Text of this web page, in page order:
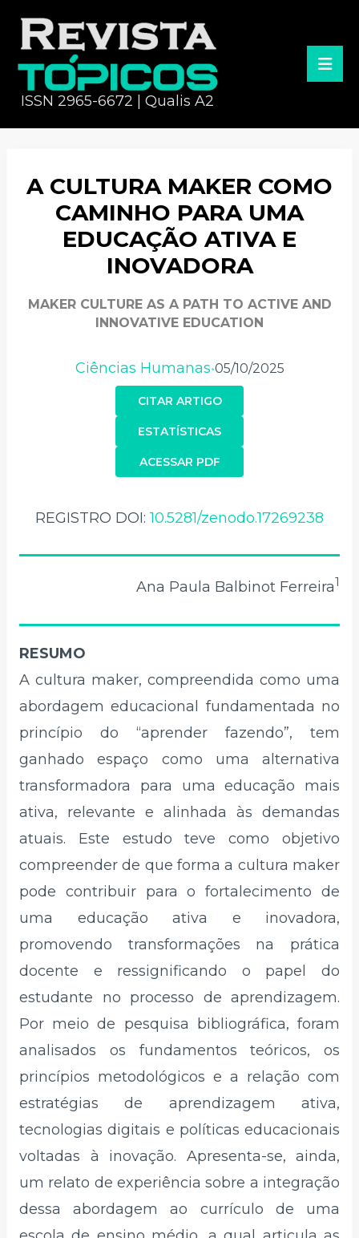
ISSN 2965-6672 | Qualis A2
A CULTURA MAKER COMO
CAMINHO PARA UMA
EDUCAÇÃO ATIVA E
INOVADORA
MAKER CULTURE AS A PATH TO ACTIVE AND
INNOVATIVE EDUCATION
Ciências Humanas•05/10/2025
CITAR ARTIGO
ACESSAR PDF
ESTATÍSTICAS
REGISTRO DOI:10.5281/zenodo.17269238
Ana Paula Balbinot Ferreira1
RESUMO
A cultura maker, compreendida como uma
abordagem educacional fundamentada no
princípio do “aprender fazendo”, tem
ganhado espaço como uma alternativa
transformadora para uma educação mais
ativa, relevante e alinhada às demandas
atuais. Este estudo teve como objetivo
compreender de que forma a cultura maker
pode contribuir para o fortalecimento de
uma educação ativa e inovadora,
promovendo transformações na prática
docente e ressignificando o papel do
estudante no processo de aprendizagem.
Por meio de pesquisa bibliográfica, foram
analisados os fundamentos teóricos, os
princípios metodológicos e a relação com
estratégias de aprendizagem ativa,
tecnologias digitais e políticas educacionais
voltadas à inovação. Apresenta-se, ainda,
um relato de experiência sobre a integração
dessa abordagem ao currículo de uma